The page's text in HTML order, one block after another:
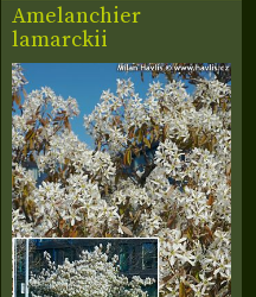
Amelanchier
lamarckii